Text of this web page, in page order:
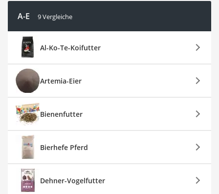
A-E 9 Vergleiche
Al-Ko-Te-Koifutter
Artemia-Eier
Bienenfutter
Bierhefe Pferd
Dehner-Vogelfutter